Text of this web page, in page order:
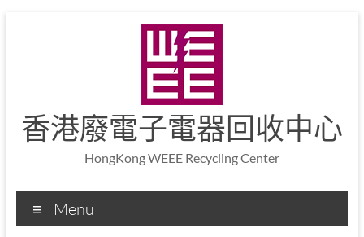
香港廢電子電器回收中心
HongKong WEEE Recycling Center
Menu